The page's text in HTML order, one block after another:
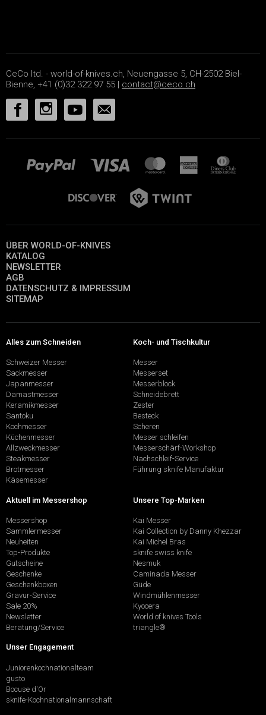
CeCo ltd. - world-of-knives.ch, Neuengasse 5, CH-2502 Biel-
Bienne, +41 (0)32 322 97 55 | contact@ceco.ch
ÜBER WORLD-OF-KNIVES
KATALOG
NEWSLETTER
AGB
DATENSCHUTZ & IMPRESSUM
SITEMAP
Alles zum Schneiden
Schweizer Messer
Sackmesser
Japanmesser
Damastmesser
Keramikmesser
Santoku
Kochmesser
Küchenmesser
Allzweckmesser
Steakmesser
Brotmesser
Käsemesser
Koch- und Tischkultur
Messer
Messerset
Messerblock
Schneidebrett
Zester
Besteck
Scheren
Messer schleifen
Messerschärf-Workshop
Nachschleif-Service
Führung sknife Manufaktur
Aktuell im Messershop
Messershop
Sammlermesser
Neuheiten
Top-Produkte
Gutscheine
Geschenke
Geschenkboxen
Gravur-Service
Sale 20%
Newsletter
Beratung/Service
Unsere Top-Marken
Kai Messer
Kai Collection by Danny Khezzar
Kai Michel Bras
sknife swiss knife
Nesmuk
Caminada Messer
Güde
Windmühlenmesser
Kyocera
World of knives Tools
triangle®
Unser Engagement
Juniorenkochnationalteam
gusto
Bocuse d'Or
sknife-Kochnationalmannschaft